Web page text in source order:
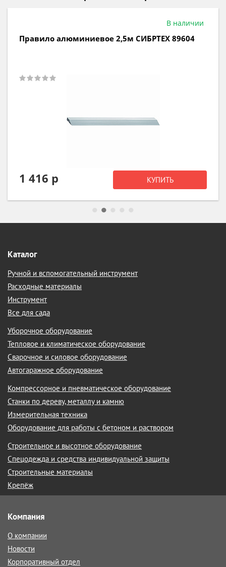
В наличии
Правило алюминиевое 2,0м СИБРТЕХ 89603
1 153 р КУПИТЬ
Каталог
Ручной и вспомогательный инструмент
Расходные материалы
Инструмент
Все для сада
Уборочное оборудование
Тепловое и климатическое оборудование
Сварочное и силовое оборудование
Автогаражное оборудование
Компрессорное и пневматическое оборудование
Станки по дереву, металлу и камню
Измерительная техника
Оборудование для работы с бетоном и раствором
Строительное и высотное оборудование
Спецодежда и средства индивидуальной защиты
Строительные материалы
Крепёж
Компания
О компании
Новости
Корпоративный отдел